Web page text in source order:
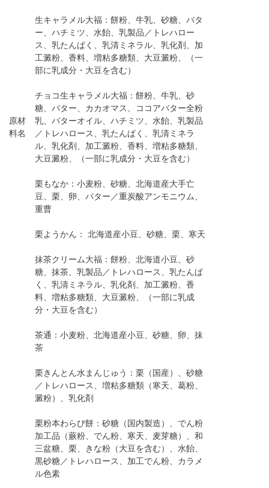
原材
料名
生キャラメル大福：餅粉、牛乳、砂糖、バタ
ー、ハチミツ、水飴、乳製品／トレハロー
ス、乳たんぱく、乳清ミネラル、乳化剤、加
工澱粉、香料、増粘多糖類、大豆澱粉、（一
部に乳成分・大豆を含む）
チョコ生キャラメル大福：餅粉、牛乳、砂
糖、バター、カカオマス、ココアバター全粉
乳、バターオイル、ハチミツ、水飴、乳製品
／トレハロース、乳たんぱく、乳清ミネラ
ル、乳化剤、加工澱粉、香料、増粘多糖類、
大豆澱粉、（一部に乳成分・大豆を含む）
栗もなか：小麦粉、砂糖、北海道産大手亡
豆、栗、卵、バター／重炭酸アンモニウム、
重曹
栗ようかん： 北海道産小豆、砂糖、栗、寒天
抹茶クリーム大福：餅粉、北海道小豆、砂
糖、抹茶、乳製品／トレハロース、乳たんぱ
く、乳清ミネラル、乳化剤、加工澱粉、香
料、増粘多糖類、大豆澱粉、（一部に乳成
分・大豆を含む）
茶通：小麦粉、北海道産小豆、砂糖、卵、抹
茶
栗きんとん水まんじゅう：栗（国産）、砂糖
／トレハロース、増粘多糖類（寒天、葛粉、
澱粉）、乳化剤
栗粉本わらび餅：砂糖（国内製造）、でん粉
加工品（蕨粉、でん粉、寒天、麦芽糖）、和
三盆糖、栗、きな粉（大豆を含む）、水飴、
黒砂糖／トレハロース、加工でん粉、カラメ
ル色素